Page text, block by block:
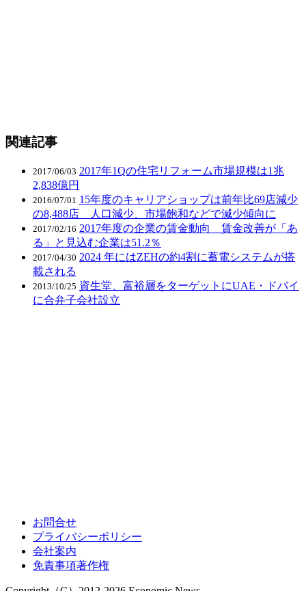
関連記事
2017/06/03 2017年1Qの住宅リフォーム市場規模は1兆
2,838億円
2016/07/01 15年度のキャリアショップは前年比69店減少
の8,488店 人口減少、市場飽和などで減少傾向に
2017/02/16 2017年度の企業の賃金動向 賃金改善が「あ
る」と見込む企業は51.2％
2017/04/30 2024 年にはZEHの約4割に蓄電システムが搭
載される
2013/10/25 資生堂、富裕層をターゲットにUAE・ドバイ
に合弁子会社設立
お問合せ
プライバシーポリシー
会社案内
免責事項著作権